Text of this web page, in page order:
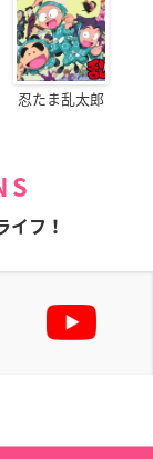
忍たま乱太郎
イフ！